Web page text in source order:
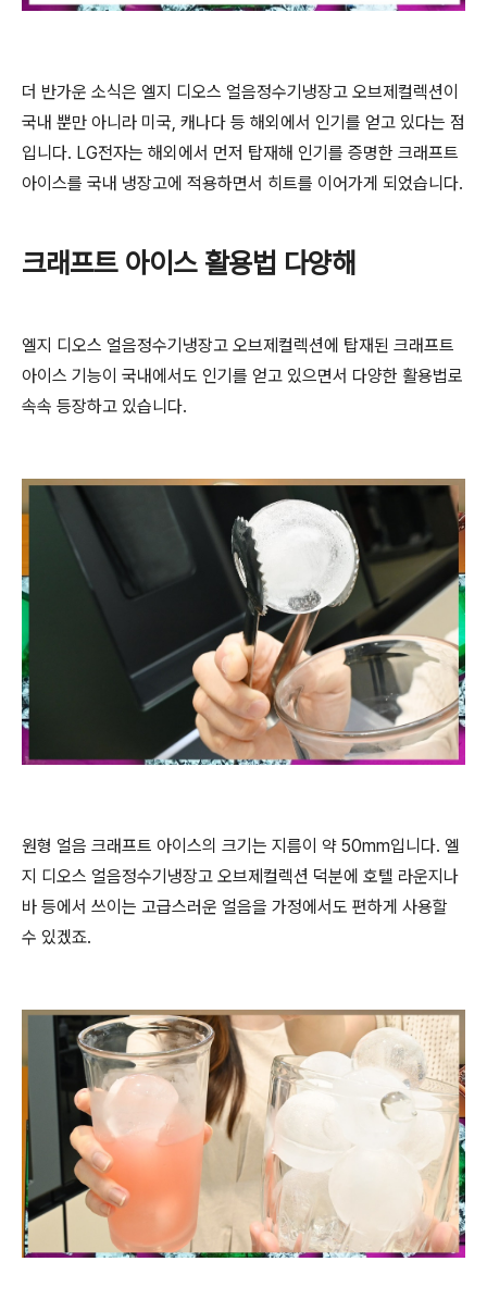
더 반가운 소식은 엘지 디오스 얼음정수기냉장고 오브제컬렉션이
국내 뿐만 아니라 미국, 캐나다 등 해외에서 인기를 얻고 있다는 점
입니다. LG전자는 해외에서 먼저 탑재해 인기를 증명한 크래프트
아이스를 국내 냉장고에 적용하면서 히트를 이어가게 되었습니다.
크래프트 아이스 활용법 다양해
엘지 디오스 얼음정수기냉장고 오브제컬렉션에 탑재된 크래프트
아이스 기능이 국내에서도 인기를 얻고 있으면서 다양한 활용법로
속속 등장하고 있습니다.
원형 얼음 크래프트 아이스의 크기는 지름이 약 50mm입니다. 엘
지 디오스 얼음정수기냉장고 오브제컬렉션 덕분에 호텔 라운지나
바 등에서 쓰이는 고급스러운 얼음을 가정에서도 편하게 사용할
수 있겠죠.